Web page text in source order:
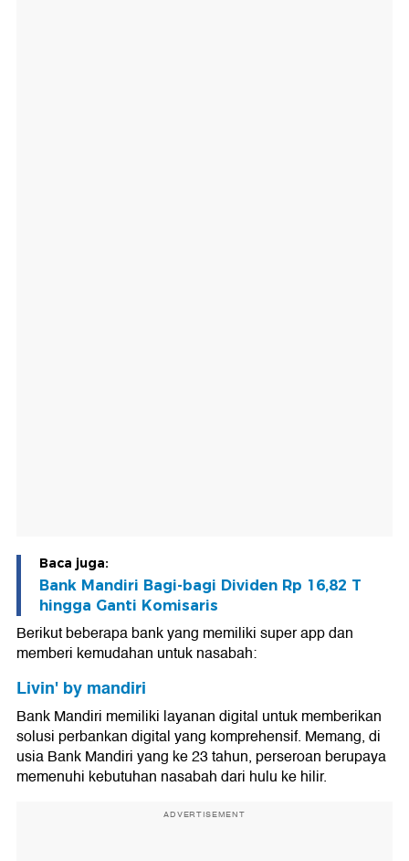
Baca juga:
Bank Mandiri Bagi-bagi Dividen Rp 16,82 T
hingga Ganti Komisaris
Berikut beberapa bank yang memiliki super app dan
memberi kemudahan untuk nasabah:
Livin' by mandiri
Bank Mandiri memiliki layanan digital untuk memberikan
solusi perbankan digital yang komprehensif. Memang, di
usia Bank Mandiri yang ke 23 tahun, perseroan berupaya
memenuhi kebutuhan nasabah dari hulu ke hilir.
ADVERTISEMENT